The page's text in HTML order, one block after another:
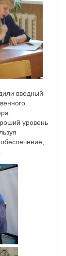
вводный
уровень